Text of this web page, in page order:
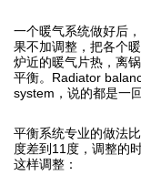
一个暖气系统做好后
果不加调整，把各个
炉近的暖气片热，离
平衡。Radiator
system，说的都是一回
平衡系统专业的做法
度差到11度，调整的
这样调整：